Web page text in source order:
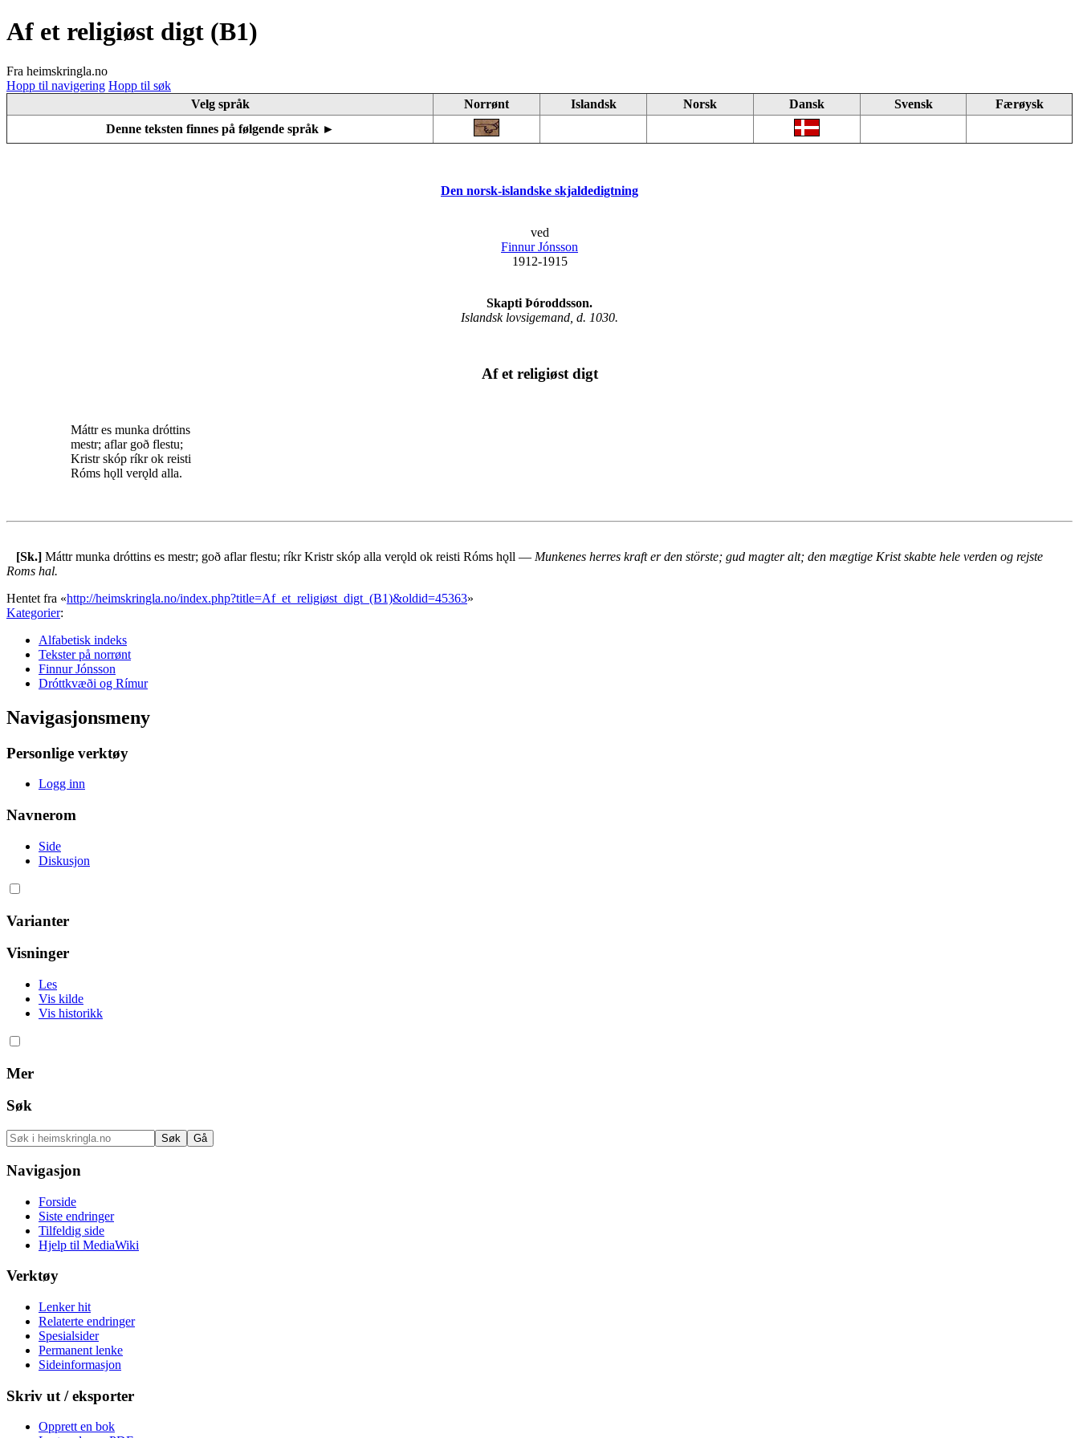
Af et religiøst digt (B1)
Fra heimskringla.no
Hopp til navigering Hopp til søk
Velg språk
Norrønt Islandsk Norsk Dansk Svensk
Færøysk
Denne teksten finnes på følgende språk ►
Den norsk-islandske skjaldedigtning
ved
Finnur Jónsson
1912-1915
Skapti Þóroddsson.
Islandsk lovsigemand, d. 1030.
Af et religiøst digt
Máttr es munka dróttins
mestr; aflar goð flestu;
Kristr skóp ríkr ok reisti
Róms hǫll verǫld alla.
[Sk.] Máttr munka dróttins es mestr; goð aflar flestu; ríkr Kristr skóp alla verǫld ok reisti Róms hǫll — Munkenes herres kraft er den störste; gud magter alt; den mægtige Krist skabte hele verden og rejste
Roms hal.
Hentet fra «http://heimskringla.no/index.php?title=Af_et_religiøst_digt_(B1)&oldid=45363»
Kategorier:
Alfabetisk indeks
Tekster på norrønt
Finnur Jónsson
Dróttkvæði og Rímur
Navigasjonsmeny
Personlige verktøy
Logg inn
Navnerom
Side
Diskusjon
Varianter
Visninger
Les
Vis kilde
Vis historikk
Mer
Søk
Navigasjon
Forside
Siste endringer
Tilfeldig side
Hjelp til MediaWiki
Verktøy
Lenker hit
Relaterte endringer
Spesialsider
Permanent lenke
Sideinformasjon
Skriv ut / eksporter
Opprett en bok